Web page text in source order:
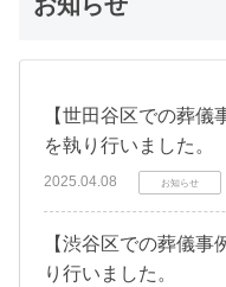
【世田谷区での葬
を執り行いました。
2025.04.08 お知らせ
【渋谷区での葬儀
り行いました。